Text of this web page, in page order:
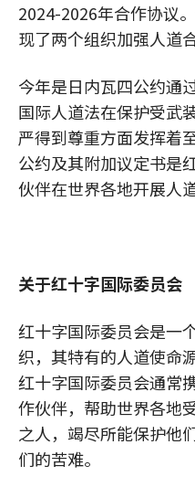
2024-2026年合作协议
现了两个组织加强人道
今年是日内瓦四公约通
国际人道法在保护受武
严得到尊重方面发挥着
公约及其附加议定书是
伙伴在世界各地开展人
关于红十字国际委员会
红十字国际委员会是一
织，其特有的人道使命
红十字国际委员会通常
作伙伴，帮助世界各地
之人，竭尽所能保护他
们的苦难。